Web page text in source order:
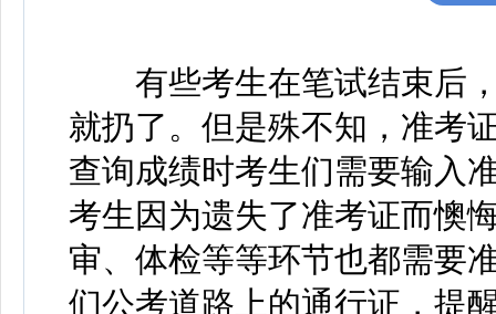
有些考生在笔试结束后，
就扔了。但是殊不知，准考
查询成绩时考生们需要输入
考生因为遗失了准考证而懊
审、体检等等环节也都需要
们公考道路上的通行证，提